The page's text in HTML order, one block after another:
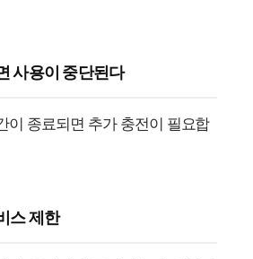
사용이 중단된다
이 종료되면 추가 충전이 필요합
스 제한